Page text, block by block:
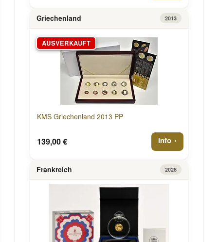
Griechenland 2013
AUSVERKAUFT
KMS Griechenland 2013 PP
139,00 € Info
Frankreich 2026